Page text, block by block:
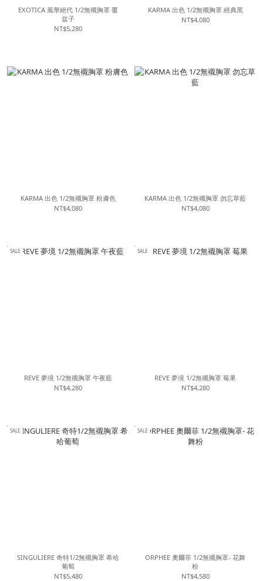
EXOTICA 風華絕代 1/2無襯胸罩 覆
盆子
NT$5,280
KARMA 出色 1/2無襯胸罩 經典黑
NT$4,080
KARMA 出色 1/2無襯胸罩 粉膚色
NT$4,080
KARMA 出色 1/2無襯胸罩 勿忘草藍
NT$4,080
SALE
REVE 夢境 1/2無襯胸罩 午夜藍
NT$4,280
SALE
REVE 夢境 1/2無襯胸罩 莓果
NT$4,280
SALE
SINGULIERE 奇特1/2無襯胸罩 希哈
葡萄
NT$5,480
SALE
ORPHEE 奧爾菲 1/2無襯胸罩- 花舞
粉
NT$4,580